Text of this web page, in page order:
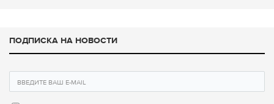
ПОДПИСКА НА НОВОСТИ